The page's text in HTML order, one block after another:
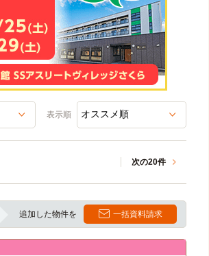
表示順
次の20件
追加した物件を 一括資料請求